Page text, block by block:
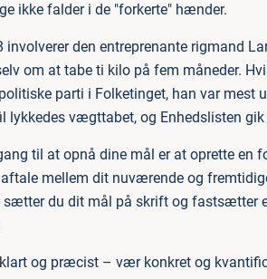
ikke falder i de "forkerte" hænder.
involverer den entreprenante rigmand
om at tabe ti kilo på fem måneder.
parti i Folketinget, han var mest
lykkedes vægttabet, og Enhedslisten
til at opnå dine mål er at oprette en
mellem dit nuværende og
du dit mål på skrift og fastsætter
og præcist – vær konkret og